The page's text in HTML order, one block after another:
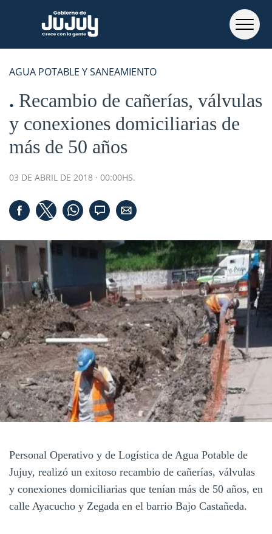
AGUA POTABLE Y SANEAMIENTO
Recambio de cañerías, válvulas
y conexiones domiciliarias de
más de 50 años
03 DE ABRIL DE 2018 · 00:00HS.
Personal Operativo y de Logística de Agua Potable de
Jujuy, realizó un exitoso recambio de cañerías, válvulas
y conexiones domiciliarias que tenían más de 50 años, en
calle Ayacucho y Zegada en el barrio Bajo Castañeda.